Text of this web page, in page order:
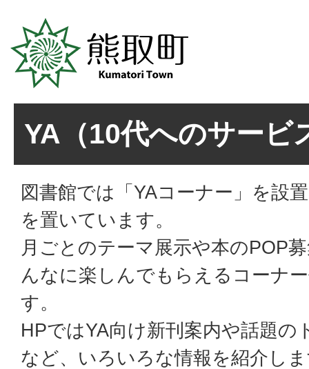
YA（10代へのサービ
図書館では「YAコーナー」を設
を置いています。
月ごとのテーマ展示や本のPOP
んなに楽しんでもらえるコーナ
す。
HPではYA向け新刊案内や話題の
など、いろいろな情報を紹介し